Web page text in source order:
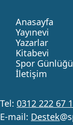
Anasayfa
Yayınevi
Yazarlar
Kitabevi
Spor Günlüğü
İletişim
Tel: 0312 222 67
E-mail: Destek